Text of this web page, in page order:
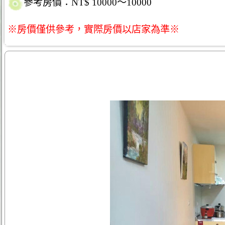
參考房價：NT$ 10000～10000
※房價僅供參考，實際房價以店家為準※